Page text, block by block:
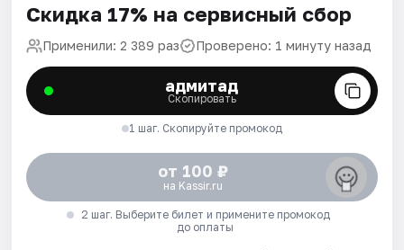
Скидка 17% на сервисный сбор
Применили: 2 389 раз Проверено: 1 минуту назад
адмитад
Скопировать
1 шаг. Скопируйте промокод
от 100 ₽
на Kassir.ru
2 шаг. Выберите билет и примените промокод
до оплаты